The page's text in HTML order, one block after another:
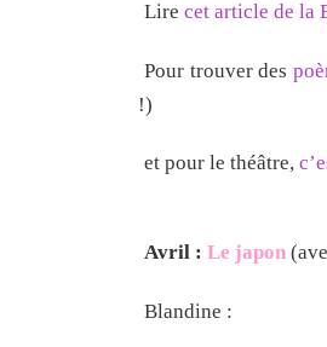
Lire cet article de la
Pour trouver des
!)
et pour le théâtre,
Avril : Le japon
Blandine :